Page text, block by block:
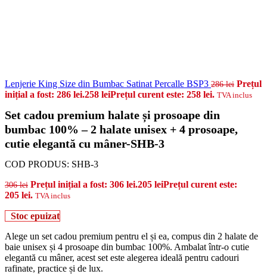
Lenjerie King Size din Bumbac Satinat Percalle BSP3 286lei Prețul
inițial a fost: 286 lei.258 leiPrețul curent este: 258 lei. TVA inclus
Set cadou premium halate și prosoape din
bumbac 100% – 2 halate unisex + 4 prosoape,
cutie elegantă cu mâner-SHB-3
COD PRODUS: SHB-3
306lei Prețul inițial a fost: 306 lei.205 leiPrețul curent este:
205 lei. TVA inclus
Stoc epuizat
Alege un set cadou premium pentru el și ea, compus din 2 halate de
baie unisex și 4 prosoape din bumbac 100%. Ambalat într-o cutie
elegantă cu mâner, acest set este alegerea ideală pentru cadouri
rafinate, practice și de lux.